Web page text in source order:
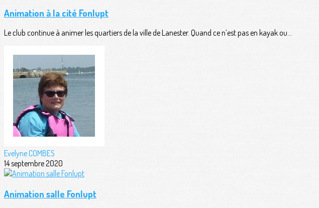
Animation à la cité Fonlupt
Le club continue à animer les quartiers de la ville de Lanester. Quand ce n’est pas en kayak ou...
Evelyne COMBES
14 septembre 2020
Animation salle Fonlupt